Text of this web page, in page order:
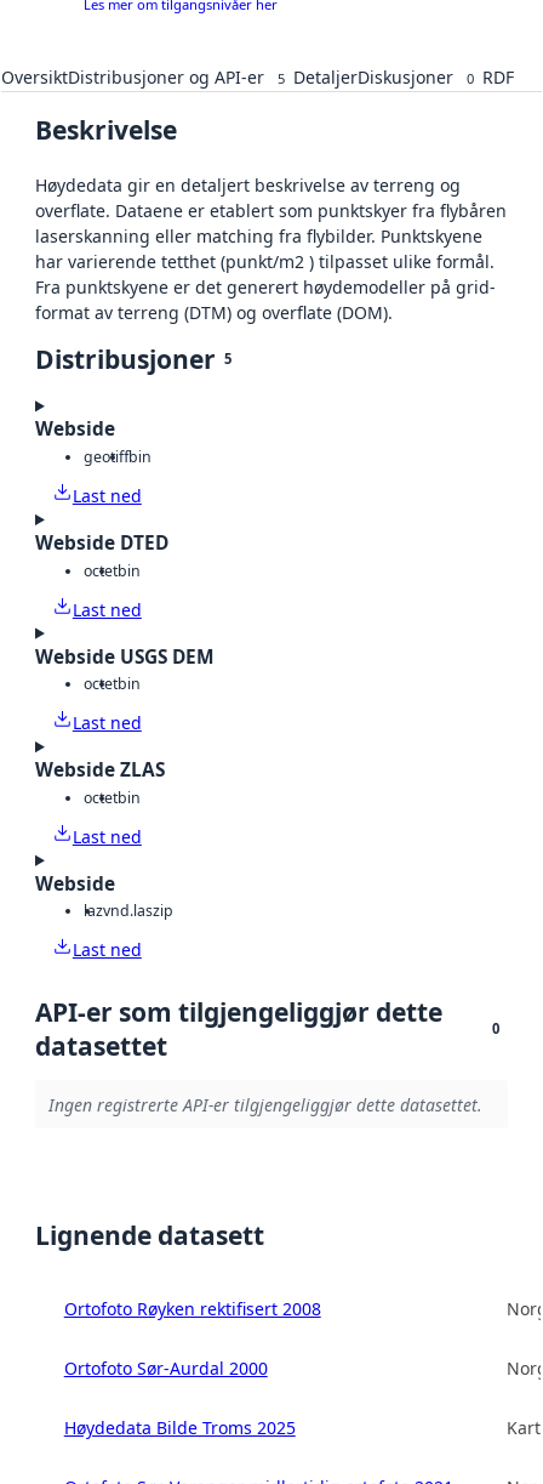
Les mer om tilgangsnivåer her
OversiktDistribusjoner og API-er 5 DetaljerDiskusjoner 0 RDF
Beskrivelse
Høydedata gir en detaljert beskrivelse av terreng og
overflate. Dataene er etablert som punktskyer fra flybåren
laserskanning eller matching fra flybilder. Punktskyene
har varierende tetthet (punkt/m2 ) tilpasset ulike formål.
Fra punktskyene er det generert høydemodeller på grid-
format av terreng (DTM) og overflate (DOM).
Distribusjoner 5
Webside
geotiffbin
Last ned
Webside DTED
octetbin
Last ned
Webside USGS DEM
octetbin
Last ned
Webside ZLAS
octetbin
Last ned
Webside
lazvnd.laszip
Last ned
API-er som tilgjengeliggjør dette
datasettet
0
Ingen registrerte API-er tilgjengeliggjør dette datasettet.
Lignende datasett
Ortofoto Røyken rektifisert 2008
Ortofoto Sør-Aurdal 2000
Høydedata Bilde Troms 2025